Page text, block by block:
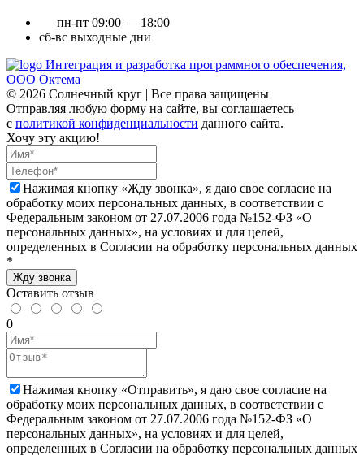
пн-пт 09:00 — 18:00
сб-вс выходные дни
Интеграция и разработка программного обеспечения,
ООО Октема
© 2026 Солнечный круг | Все права защищены
Отправляя любую форму на сайте, вы соглашаетесь
с политикой конфиденциальности данного сайта.
Хочу эту акцию!
Нажимая кнопку «Жду звонка», я даю свое согласие на
обработку моих персональных данных, в соответствии с
Федеральным законом от 27.07.2006 года №152-ФЗ «О
персональных данных», на условиях и для целей,
определенных в Согласии на обработку персональных данных
*
Жду звонка
Оставить отзыв
0
Нажимая кнопку «Отправить», я даю свое согласие на
обработку моих персональных данных, в соответствии с
Федеральным законом от 27.07.2006 года №152-ФЗ «О
персональных данных», на условиях и для целей,
определенных в Согласии на обработку персональных данных